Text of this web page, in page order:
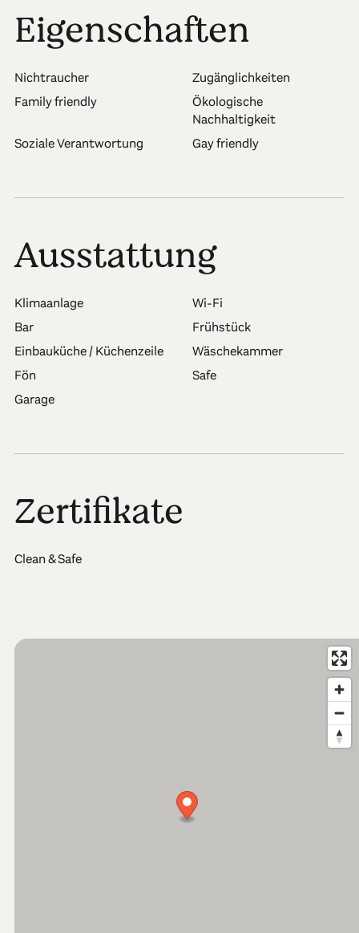
Eigenschaften
Nichtraucher
Zugänglichkeiten
Family friendly
Ökologische
Nachhaltigkeit
Soziale Verantwortung
Gay friendly
Ausstattung
Klimaanlage
Wi-Fi
Bar
Frühstück
Einbauküche / Küchenzeile
Wäschekammer
Fön
Safe
Garage
Zertifikate
Clean & Safe